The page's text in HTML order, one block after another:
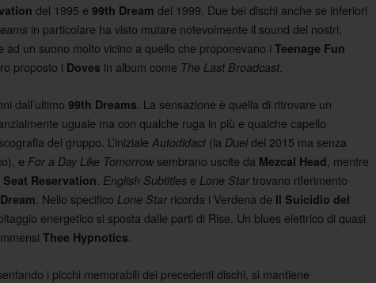
del 1995 e 99th Dream del 1999. Due bei dischi anche se inferiori
in particolare ha visto mutare notevolmente il sound dei nostri,
un suono molto vicino a quello che proponevano i Teenage Fun
proposto i Doves in album come The Last Broadcast
dall’ultimo 99th Dreams . La sensazione è quella di ritrovare un
uguale ma con qualche ruga in più e qualche capello
del gruppo. L’iniziale Autodidact (la Dueldel 2015 ma senza
e For a Day Like Tomorrowsembrano uscite da Mezcal Head , mentre
Reservation English Subtitles e Lone Star trovano riferimento
. Nello specifico Lone Star ricorda i Verdena de Il Suicidio del
energetico si sposta dalle parti di Rise. Un blues elettrico di quasi
Thee Hypnotics
i picchi memorabili dei precedenti dischi, si mantiene